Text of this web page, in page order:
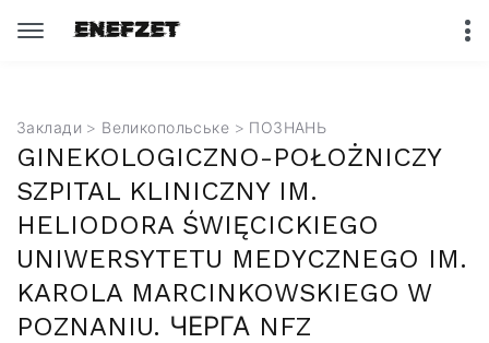
Заклади > Великопольське > ПОЗНАНЬ
GINEKOLOGICZNO-POŁOŻNICZY
SZPITAL KLINICZNY IM.
HELIODORA ŚWIĘCICKIEGO
UNIWERSYTETU MEDYCZNEGO IM.
KAROLA MARCINKOWSKIEGO W
POZNANIU. ЧЕРГА NFZ